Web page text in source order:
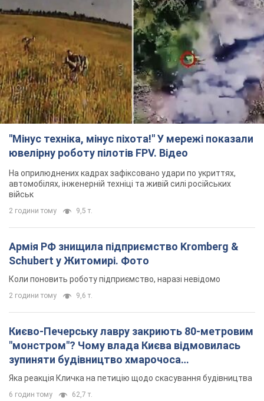
"Мінус техніка, мінус піхота!" У мережі показали
ювелірну роботу пілотів FPV. Відео
На оприлюднених кадрах зафіксовано удари по укриттях,
автомобілях, інженерній техніці та живій силі російських
військ
2 години тому 9,5 т.
Армія РФ знищила підприємство Kromberg &
Schubert у Житомирі. Фото
Коли поновить роботу підприємство, наразі невідомо
2 години тому 9,6 т.
Києво-Печерську лавру закриють 80-метровим
"монстром"? Чому влада Києва відмовилась
зупиняти будівництво хмарочоса
"московського вірянина"
Яка реакція Кличка на петицію щодо скасування будівництва
6 годин тому 62,7 т.